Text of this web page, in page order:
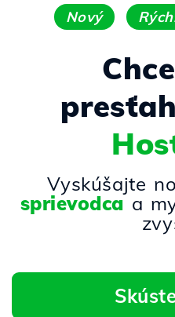
Nový
Vyskúšajte
sprievodca a